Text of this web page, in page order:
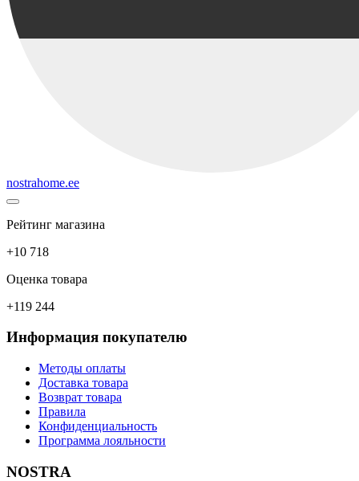
nostrahome.ee
Рейтинг магазина
+10 718
Оценка товара
+119 244
Информация покупателю
Методы оплаты
Доставка товара
Возврат товара
Правила
Конфиденциальность
Программа лояльности
NOSTRA